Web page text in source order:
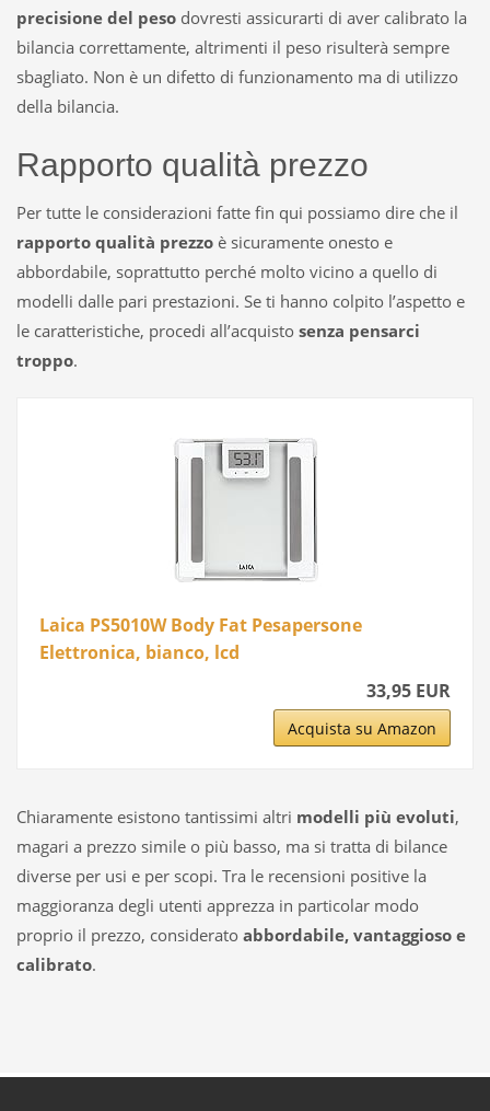
precisione del peso dovresti assicurarti di aver calibrato la
bilancia correttamente, altrimenti il peso risulterà sempre
sbagliato. Non è un difetto di funzionamento ma di utilizzo
della bilancia.
Rapporto qualità prezzo
Per tutte le considerazioni fatte fin qui possiamo dire che il
rapporto qualità prezzo è sicuramente onesto e
abbordabile, soprattutto perché molto vicino a quello di
modelli dalle pari prestazioni. Se ti hanno colpito l’aspetto e
le caratteristiche, procedi all’acquisto senza pensarci
troppo.
Laica PS5010W Body Fat Pesapersone
Elettronica, bianco, lcd
33,95 EUR
Acquista su Amazon
Chiaramente esistono tantissimi altri modelli più evoluti,
magari a prezzo simile o più basso, ma si tratta di bilance
diverse per usi e per scopi. Tra le recensioni positive la
maggioranza degli utenti apprezza in particolar modo
proprio il prezzo, considerato abbordabile, vantaggioso e
calibrato.